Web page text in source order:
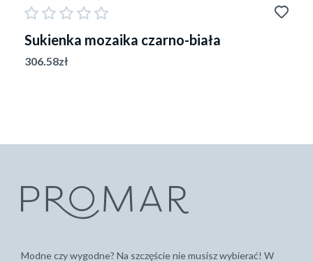
Sukienka mozaika czarno-biała
306.58zł
Modne czy wygodne? Na szczęście nie musisz wybierać! W